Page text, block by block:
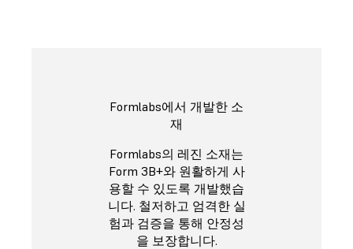
Formlabs에서 개발한 소
재
Formlabs의 레진 소재는
Form 3B+와 원활하게 사
용할 수 있도록 개발했습
니다. 철저하고 엄격한 실
험과 검증을 통해 안정성
을 보장합니다.